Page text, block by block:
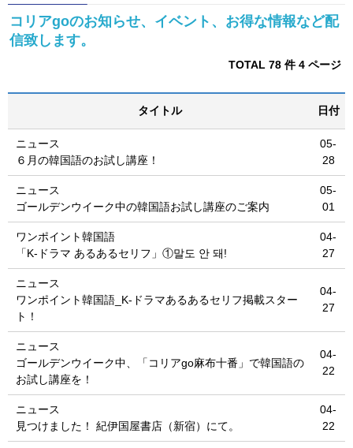
コリアgoのお知らせ、イベント、お得な情報など配
信致します。
TOTAL 78 件4 ページ
タイトル 日付
ニュース
６月の韓国語のお試し講座！
05-
28
ニュース
ゴールデンウイーク中の韓国語お試し講座のご案内
05-
01
ワンポイント韓国語
「K-ドラマ あるあるセリフ」①말도 안 돼!
04-
27
ニュース
ワンポイント韓国語_K-ドラマあるあるセリフ掲載スター
ト！
04-
27
ニュース
ゴールデンウイーク中、「コリアgo麻布十番」で韓国語の
お試し講座を！
04-
22
ニュース
見つけました！ 紀伊国屋書店（新宿）にて。
04-
22